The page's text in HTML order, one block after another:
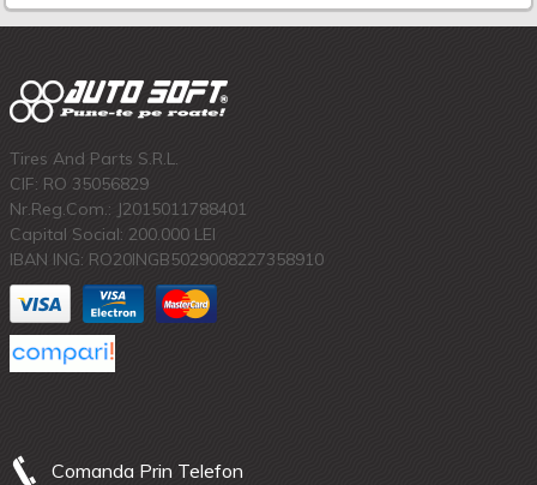
Tires And Parts S.R.L.
CIF: RO 35056829
Nr.Reg.Com.: J2015011788401
Capital Social: 200.000 LEI
IBAN ING: RO20INGB5029008227358910
Comanda Prin Telefon